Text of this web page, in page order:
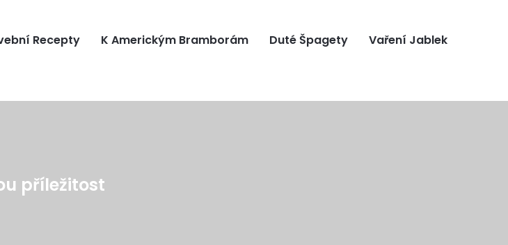
Recepty K Americkým Bramborám Duté Špagety Vaření Jablek
příležitost